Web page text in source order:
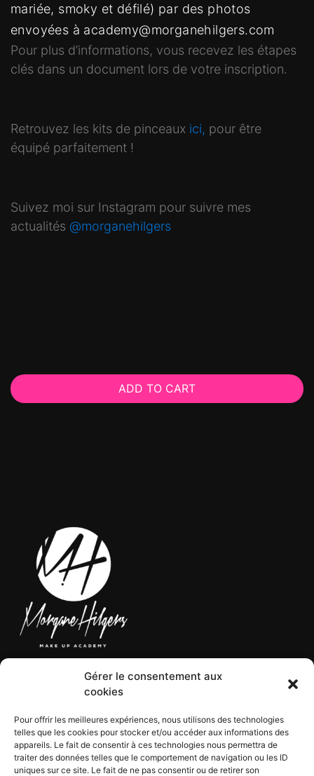
Gérer le consentement aux
cookies
Pour offrir les meilleures expériences, nous utilisons des technologies
telles que les cookies pour stocker et/ou accéder aux informations des
appareils. Le fait de consentir à ces technologies nous permettra de
traiter des données telles que le comportement de navigation ou les ID
uniques sur ce site. Le fait de ne pas consentir ou de retirer son
mariée, smoky et défilé) par des photos
envoyées à academy@morganehilgers.com
Pour plus d’informations, vous recevez les étapes
clés dans un document lors de votre inscription.
Retrouvez les kits de pinceaux ici, pour être
équipé parfaitement !
Suivez moi sur Instagram pour suivre mes
actualités @morganehilgers
ADD TO CART
CGV
CGU
Mentions légales